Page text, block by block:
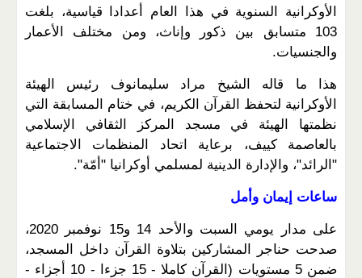
الأوكرانية السنوية في هذا العام أعدادا قياسية، بلغت
103 متسابق بين ذكور وإناث، ومن مختلف الأعمار
والجنسيات.
هذا ما قاله الشيخ مراد سليمانوف رئيس الهيئة
الأوكرانية لتحفظ القرآن الكريم، في ختام المسابقة التي
نظمتها الهيئة في مسجد المركز الثقافي الإسلامي
بالعاصمة كييف، برعاية اتحاد المنظمات الاجتماعية
"الرائد"، والإدارة الدينية لمسلمي أوكرانيا "أمّة".
ساعات إيمان وأمل
على مدار يومي السبت والأحد 14 و15 نوفمبر 2020،
صدحت حناجر المشاركين بتلاوة القرآن داخل المسجد،
ضمن 5 مستويات (القرآن كاملا - 15 جزءا - 10 أجزاء -